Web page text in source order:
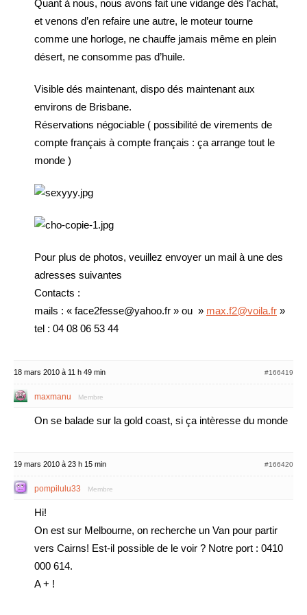
Quant à nous, nous avons fait une vidange dés l’achat,
et venons d’en refaire une autre, le moteur tourne
comme une horloge, ne chauffe jamais même en plein
désert, ne consomme pas d’huile.
Visible dés maintenant, dispo dés maintenant aux
environs de Brisbane.
Réservations négociable ( possibilité de virements de
compte français à compte français : ça arrange tout le
monde )
Pour plus de photos, veuillez envoyer un mail à une des
adresses suivantes
Contacts :
mails : « face2fesse@yahoo.fr » ou » max.f2@voila.fr »
tel : 04 08 06 53 44
18 mars 2010 à 11 h 49 min #166419
maxmanu Membre
On se balade sur la gold coast, si ça intèresse du monde
19 mars 2010 à 23 h 15 min #166420
pompilulu33 Membre
Hi!
On est sur Melbourne, on recherche un Van pour partir
vers Cairns! Est-il possible de le voir ? Notre port : 0410
000 614.
A + !